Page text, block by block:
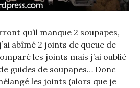
qu’il manque 2 soupapes,
abîmé 2 joints de queue de
les joints mais j’ai oublié
guides de soupapes… Donc
les joints (alors que je